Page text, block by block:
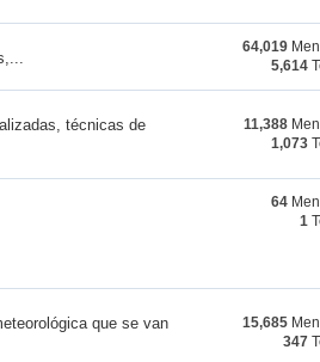
64,019
5,614
técnicas de
11,388
1,073
64
1
que se van
15,685
347